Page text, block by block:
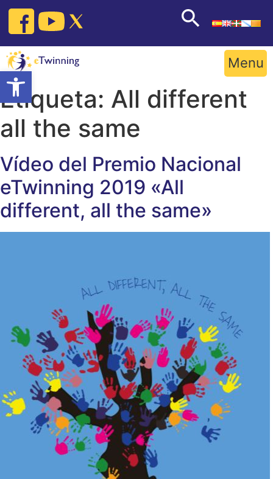
Open toolbar
Skip
content
Menu
Etiqueta: All different
all the same
Vídeo del Premio Nacional
eTwinning 2019 «All
different, all the same»